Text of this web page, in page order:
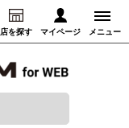
店を探す マイページ メニュー